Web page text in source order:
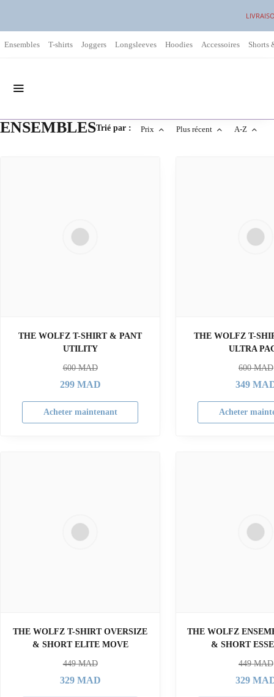
Ensembles T-shirts Joggers Longsleeves Hoodies Accessoires Shorts
ENSEMBLESTrié par : Prix Plus récent A-Z
THE WOLFZ T-SHIRT & PANT
UTILITY
600MAD
299MAD
Acheter maintenant
THE WOLFZ T-
ULTRA
600MAD
349
Acheter
THE WOLFZ T-SHIRT OVERSIZE
& SHORT ELITE MOVE
449MAD
329MAD
THE WOLFZ
& SHORT
449MAD
329